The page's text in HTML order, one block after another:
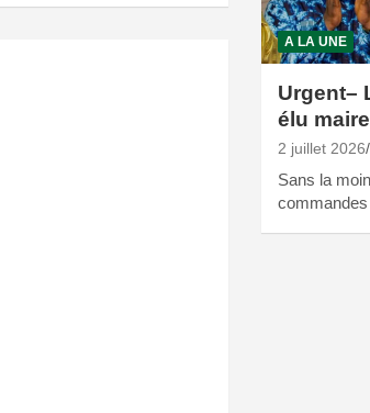
A LA UNE
Urgent–
élu
2 juillet 2026
Sans la